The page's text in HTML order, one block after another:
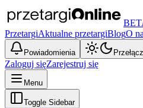
PrzetargiAktualne przetargiBlogO
Powiadomienia
Zaloguj sięZarejestruj się
Menu
Toggle Sidebar